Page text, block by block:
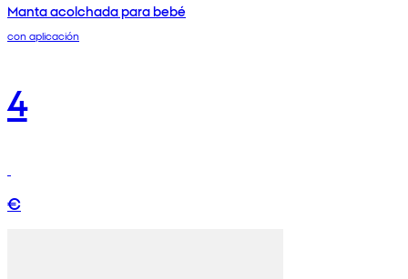
Manta acolchada para bebé
con aplicación
4
€